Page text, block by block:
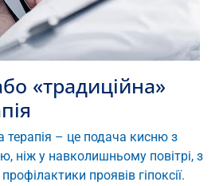
«традиційна»
терапія – це подача кисню з
ніж у навколишньому повітрі, з
проявів гіпоксії.